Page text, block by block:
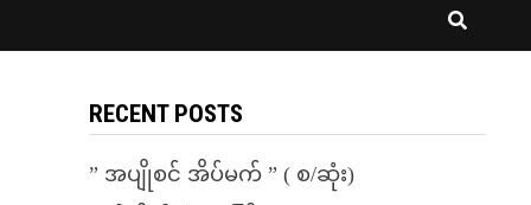
RECENT POSTS
” အပျိုစင် အိပ်မက် ” ( စ/ဆုံး)